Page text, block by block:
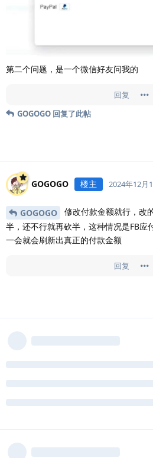
第二个问题，是一个微信好友问我的
回复
GOGOGO 回复了此帖
GOGOGO 楼主 2024年12月
GOGOGO
修改付款金额就行，改
半，还不行就再砍半，这种情况是FB应
一会就会刷新出真正的付款金额
回复